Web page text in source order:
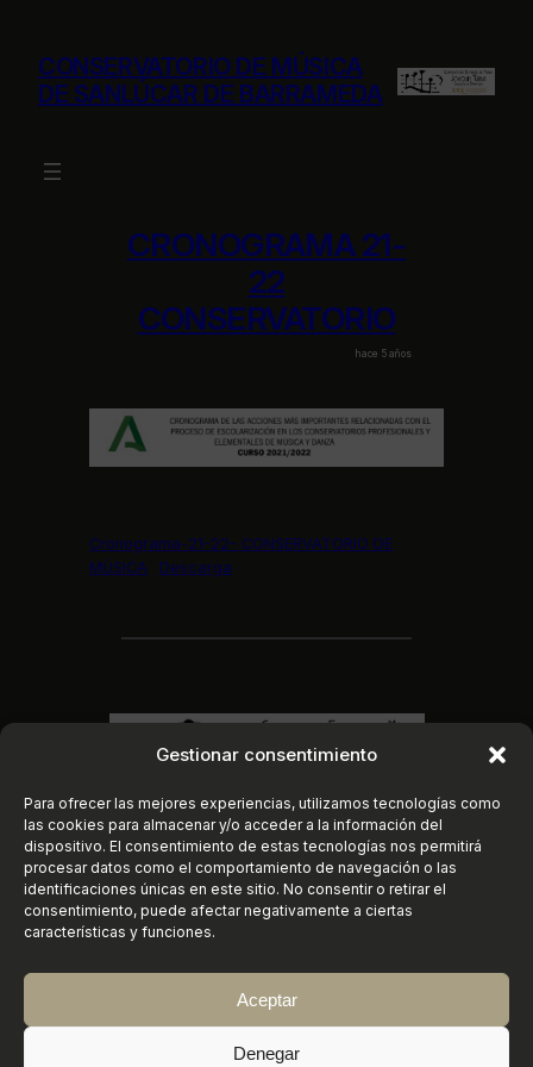
Gestionar consentimiento
Para ofrecer las mejores experiencias, utilizamos tecnologías como
las cookies para almacenar y/o acceder a la información del
dispositivo. El consentimiento de estas tecnologías nos permitirá
procesar datos como el comportamiento de navegación o las
identificaciones únicas en este sitio. No consentir o retirar el
consentimiento, puede afectar negativamente a ciertas
características y funciones.
Aceptar
Denegar
contenido
CONSERVATORIO DE MÚSICA
DE SANLÚCAR DE BARRAMEDA
CRONOGRAMA 21-
22
CONSERVATORIO
hace 5 años
Cronograma-21-22- CONSERVATORIO DE
MÚSICA
Descarga
Instagram
https://
X